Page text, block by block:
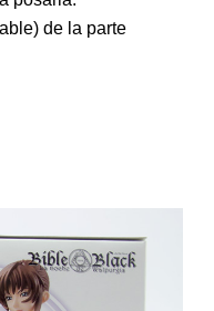
de la parte